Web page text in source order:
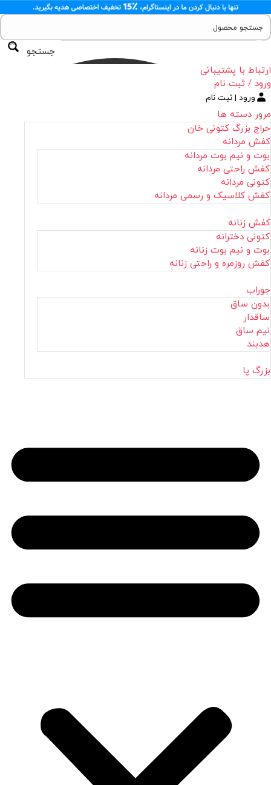
جستجو
ارتباط با پشتیبانی
ورود / ثبت نام
ورود | ثبت نام
مرور دسته ها
حراج بزرگ کتونی خان
کفش مردانه
بوت و نیم بوت مردانه
کفش راحتی مردانه
کتونی مردانه
کفش کلاسیک و رسمی مردانه
کفش زنانه
کتونی دخترانه
بوت و نیم بوت زنانه
کفش روزمره و راحتی زنانه
جوراب
بدون ساق
ساقدار
نیم ساق
هدبند
بزرگ پا